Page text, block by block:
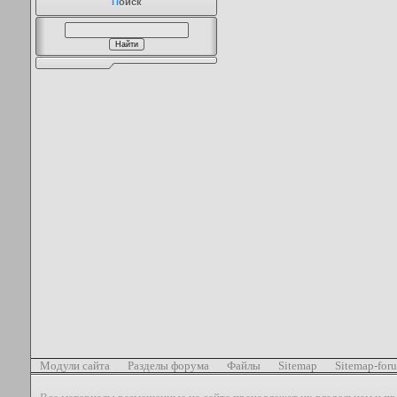
Модули сайта Разделы форума Файлы Sitemap Sitemap-